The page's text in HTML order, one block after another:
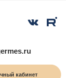
кабинет